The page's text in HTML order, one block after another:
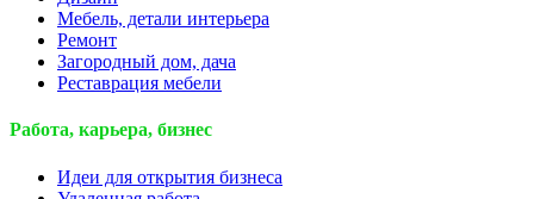
Мебель, детали интерьера
Ремонт
Загородный дом, дача
Реставрация мебели
Работа, карьера, бизнес
Идеи для открытия бизнеса